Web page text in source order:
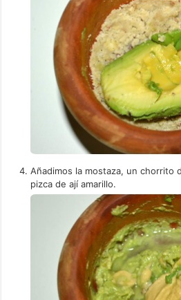
Añadimos la mostaza, un chorrito
pizca de ají amarillo.